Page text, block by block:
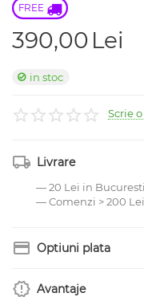
390,00 Lei
in stoc
Scrie
Livrare
— 20 Lei in
— Comenzi > 200 Lei
Optiuni plata
Avantaje